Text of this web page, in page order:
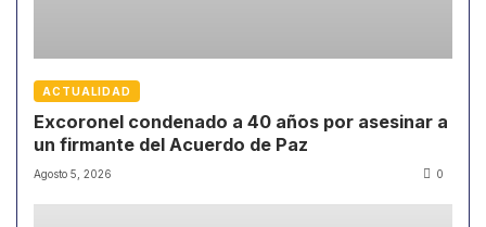
ACTUALIDAD
Excoronel condenado a 40 años por asesinar a
un firmante del Acuerdo de Paz
Agosto 5, 2026 0